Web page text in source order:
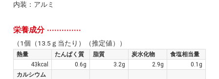
内装：アルミ
栄養成分
（1個（13.5ｇ当たり）（推定値））
熱量 たんぱく質 脂質 炭水化物
食塩相当量
43kcal
0.6g 3.2g 2.9g
0.1g
カルシウム